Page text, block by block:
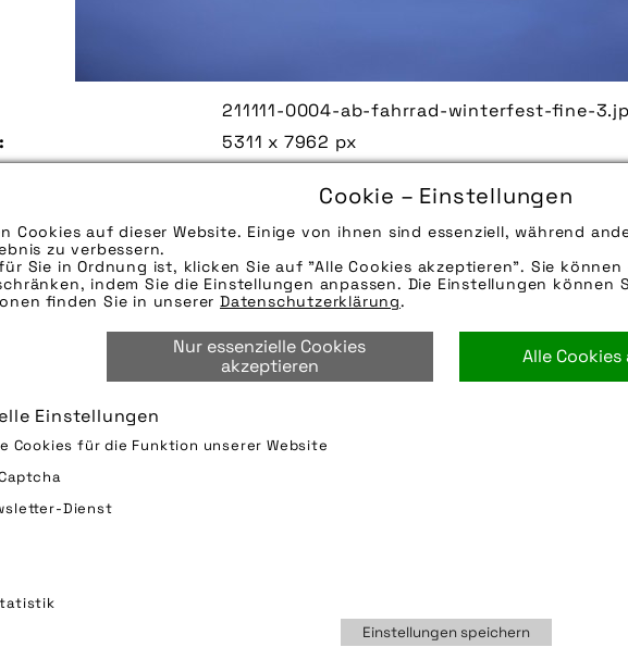
Cookie – Einstellungen
Cookies auf dieser Website. Einige von ihnen sind essenziell, während
zu verbessern.
Sie in Ordnung ist, klicken Sie auf "Alle Cookies akzeptieren". Sie
indem Sie die Einstellungen anpassen. Die Einstellungen können
finden Sie in unsererDatenschutzerklärung.
Nur essenzielle Cookies
akzeptieren
Alle
Einstellungen
Cookies für die Funktion unserer Website
Dienst
Einstellungen speichern
211111-0004-ab-fahrrad-winterfest-fine-
5311 x 7962 px
16.02.2022
Die Bildunterschrift wird in Bälde eingefügt.
Mail oder Telefon kontaktieren, wir helfen
Bildnachweis:
Quelle/Source [´www.pd-f.de / Arne
per E-Mail oder Telefon kontaktieren, wir
herbst,schutzblech,